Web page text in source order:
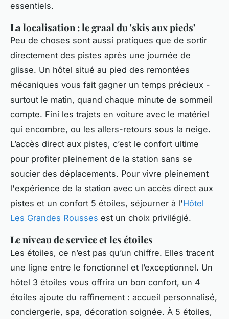
essentiels.
La localisation : le graal du 'skis aux pieds'
Peu de choses sont aussi pratiques que de sortir
directement des pistes après une journée de
glisse. Un hôtel situé au pied des remontées
mécaniques vous fait gagner un temps précieux -
surtout le matin, quand chaque minute de sommeil
compte. Fini les trajets en voiture avec le matériel
qui encombre, ou les allers-retours sous la neige.
L’accès direct aux pistes, c’est le confort ultime
pour profiter pleinement de la station sans se
soucier des déplacements. Pour vivre pleinement
l'expérience de la station avec un accès direct aux
pistes et un confort 5 étoiles, séjourner à l'Hôtel
Les Grandes Rousses est un choix privilégié.
Le niveau de service et les étoiles
Les étoiles, ce n’est pas qu’un chiffre. Elles tracent
une ligne entre le fonctionnel et l’exceptionnel. Un
hôtel 3 étoiles vous offrira un bon confort, un 4
étoiles ajoute du raffinement : accueil personnalisé,
conciergerie, spa, décoration soignée. À 5 étoiles,